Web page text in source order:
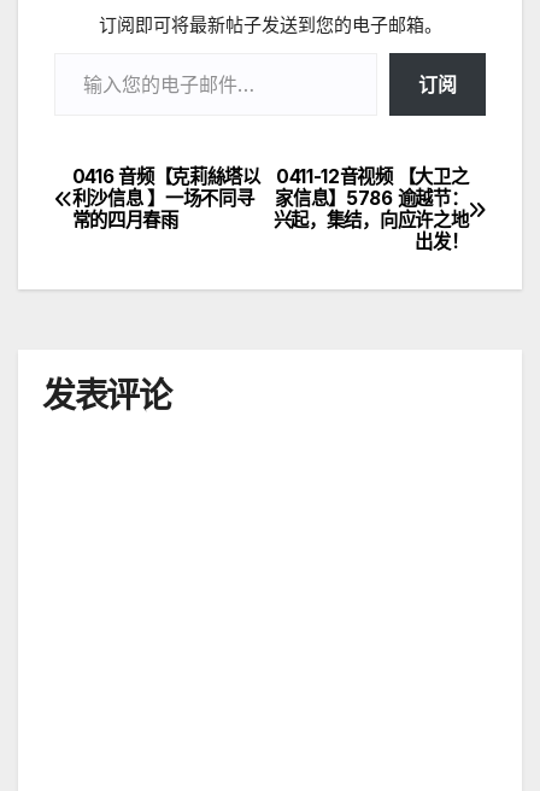
订阅即可将最新帖子发送到您的电子邮箱。
订阅
文
章
导
0411-12音视频 【大卫之
家信息】5786 逾越节：
兴起，集结，向应许之地
出发！
0416 音频【克莉絲塔以
利沙信息 】一场不同寻
常的四月春雨
发表评论